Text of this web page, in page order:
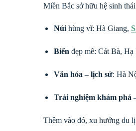
Miền Bắc sở hữu hệ sinh
Núihùng vĩ: Hà Giang,
Biển đẹp mê: Cát Bà,
Văn hóa – lịch sử: Hà
Trải nghiệm khám phá
Thêm vào đó, xu hướng du